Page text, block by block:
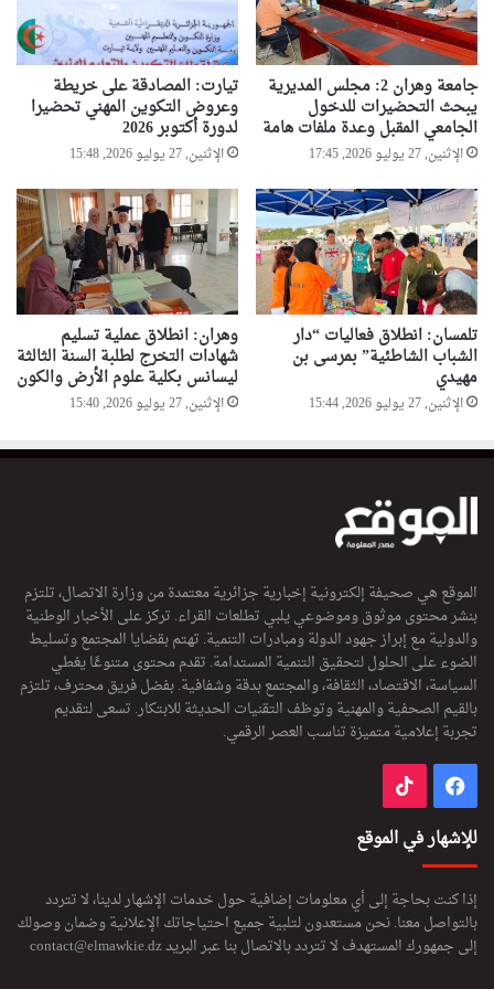
جامعة وهران 2: مجلس المديرية
يبحث التحضيرات للدخول
الجامعي المقبل وعدة ملفات هامة
الإثنين, 27 يوليو 2026, 17:45
تيارت: المصادقة على خريطة
وعروض التكوين المهني تحضيرا
لدورة أكتوبر 2026
الإثنين, 27 يوليو 2026, 15:48
تلمسان: انطلاق فعاليات “دار
الشباب الشاطئية” بمرسى بن
مهيدي
الإثنين, 27 يوليو 2026, 15:44
وهران: انطلاق عملية تسليم
شهادات التخرج لطلبة السنة الثالثة
ليسانس بكلية علوم الأرض والكون
الإثنين, 27 يوليو 2026, 15:40
الموقع هي صحيفة إلكترونية إخبارية جزائرية معتمدة من وزارة الاتصال، تلتزم
بنشر محتوى موثوق وموضوعي يلبي تطلعات القراء. تركز على الأخبار الوطنية
والدولية مع إبراز جهود الدولة ومبادرات التنمية. تهتم بقضايا المجتمع وتسليط
الضوء على الحلول لتحقيق التنمية المستدامة. تقدم محتوى متنوعًا يغطي
السياسة، الاقتصاد، الثقافة، والمجتمع بدقة وشفافية. بفضل فريق محترف، تلتزم
بالقيم الصحفية والمهنية وتوظف التقنيات الحديثة للابتكار. تسعى لتقديم
تجربة إعلامية متميزة تناسب العصر الرقمي.
فيسبوك
للإشهار في الموقع
إذا كنت بحاجة إلى أي معلومات إضافية حول خدمات الإشهار لدينا، لا تتردد
بالتواصل معنا. نحن مستعدون لتلبية جميع احتياجاتك الإعلانية وضمان وصولك
إلى جمهورك المستهدف لا تتردد بالاتصال بنا عبر البريدcontact@elmawkie.dz